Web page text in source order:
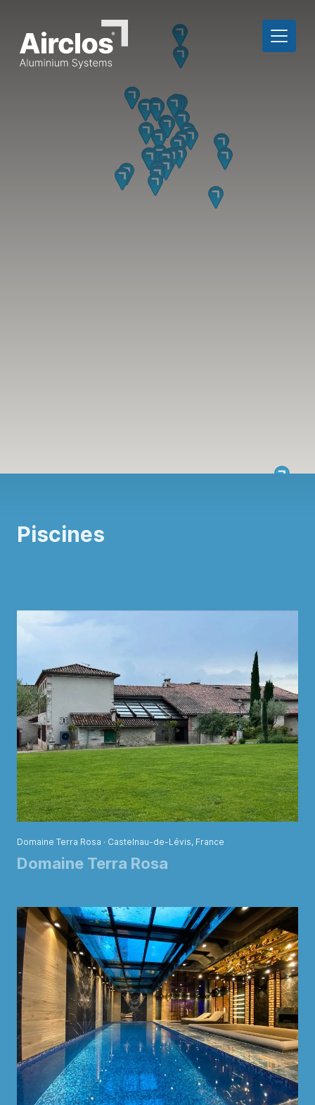
Piscines
Domaine Terra Rosa · Castelnau-de-Lévis, France
Domaine Terra Rosa